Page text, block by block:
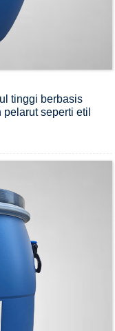
tinggi berbasis
seperti etil
kulit, kulit
dalam proporsi
setelah